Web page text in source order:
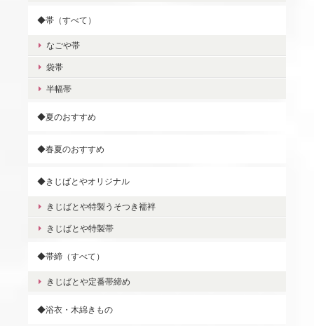
◆帯（すべて）
なごや帯
袋帯
半幅帯
◆夏のおすすめ
◆春夏のおすすめ
◆きじばとやオリジナル
きじばとや特製うそつき襦袢
きじばとや特製帯
◆帯締（すべて）
きじばとや定番帯締め
◆浴衣・木綿きもの